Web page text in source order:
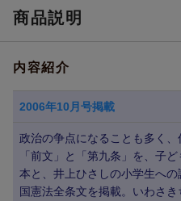
商品説明
内容紹介
2006年10月号掲載
政治の争点になることも多く
「前文」と「第九条」を、子
本と、井上ひさしの小学生へ
国憲法全条文を掲載。いわさ